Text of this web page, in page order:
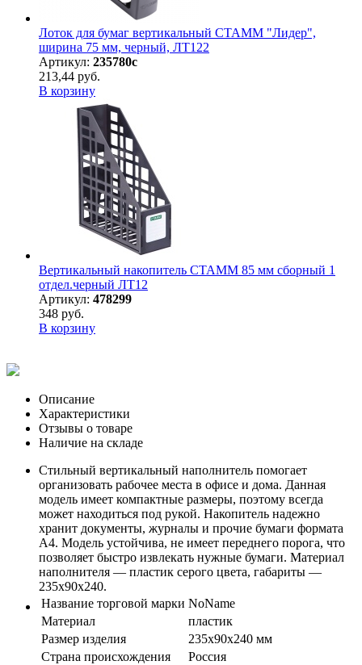
Лоток для бумаг вертикальный СТАММ "Лидер",
ширина 75 мм, черный, ЛТ122
Артикул: 235780с
213,44 руб.
В корзину
Вертикальный накопитель СТАММ 85 мм сборный 1
отдел.черный ЛТ12
Артикул: 478299
348 руб.
В корзину
Описание
Характеристики
Отзывы о товаре
Наличие на складе
Стильный вертикальный наполнитель помогает
организовать рабочее места в офисе и дома. Данная
модель имеет компактные размеры, поэтому всегда
может находиться под рукой. Накопитель надежно
хранит документы, журналы и прочие бумаги формата
А4. Модель устойчива, не имеет переднего порога, что
позволяет быстро извлекать нужные бумаги. Материал
наполнителя — пластик серого цвета, габариты —
235х90х240.
Название торговой марки NoName
Материал
пластик
Размер изделия
235х90х240 мм
Страна происхождения
Россия